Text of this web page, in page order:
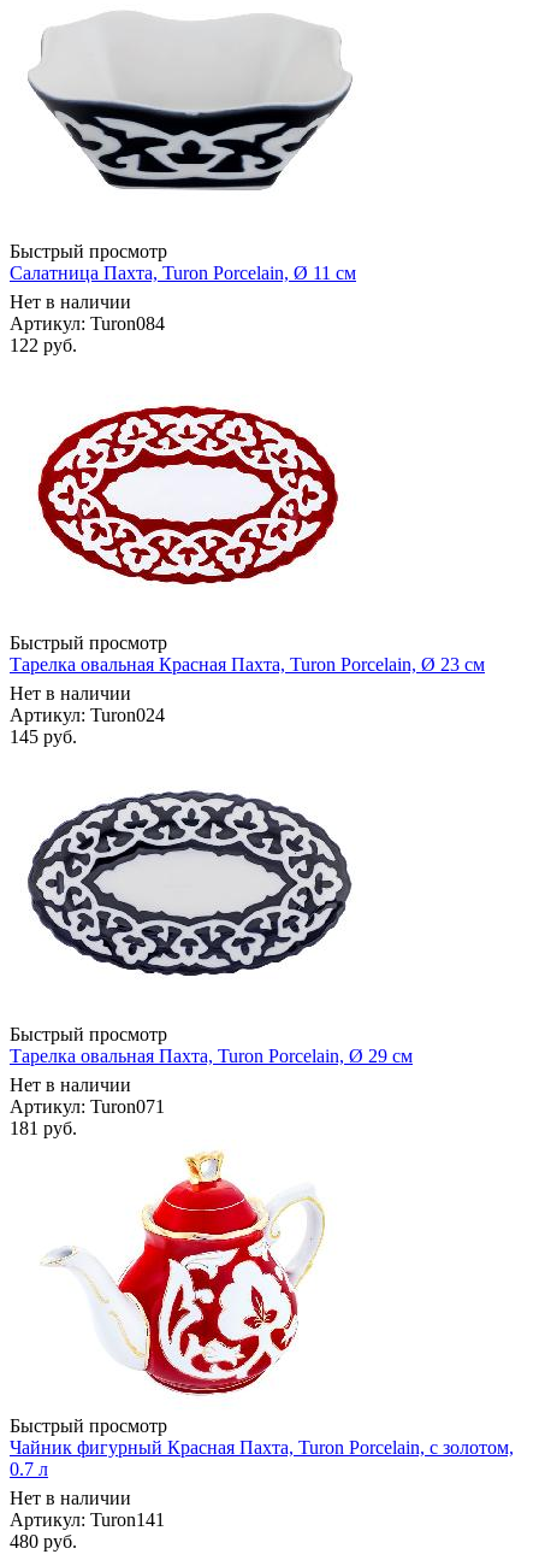
Быстрый просмотр
Салатница Пахта, Turon Porcelain, Ø 11 см
Нет в наличии
Артикул: Turon084
122 руб.
Быстрый просмотр
Тарелка овальная Красная Пахта, Turon Porcelain, Ø 23 см
Нет в наличии
Артикул: Turon024
145 руб.
Быстрый просмотр
Тарелка овальная Пахта, Turon Porcelain, Ø 29 см
Нет в наличии
Артикул: Turon071
181 руб.
Быстрый просмотр
Чайник фигурный Красная Пахта, Turon Porcelain, с золотом,
0.7 л
Нет в наличии
Артикул: Turon141
480 руб.